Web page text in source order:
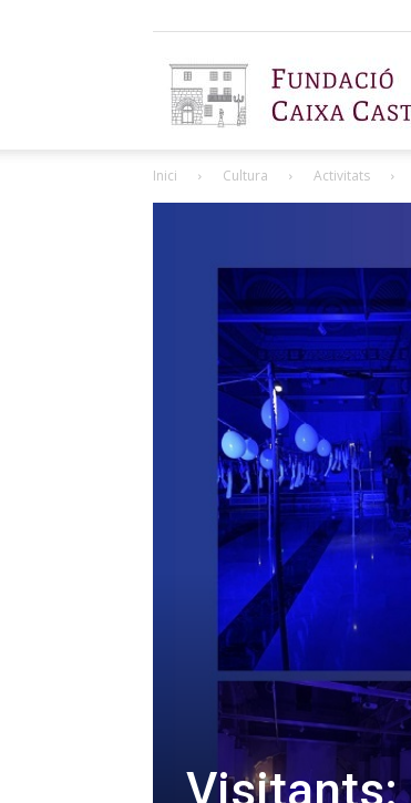
Inici Cultura Activitats
Visitants: